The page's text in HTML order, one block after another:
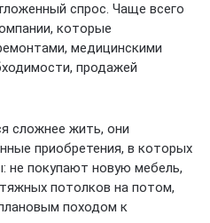
спрос. Чаще всего
которые
медицинскими
продажей
сложнее жить, они
приобретения, в которых
не покупают новую мебель,
потолков на потом,
походом к